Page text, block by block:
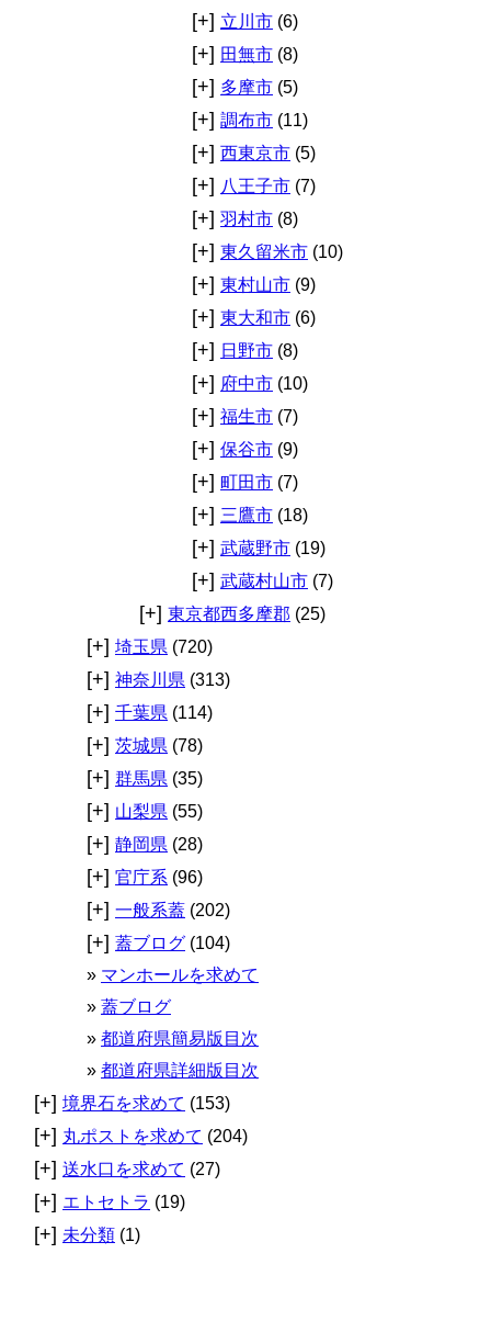
[+] 立川市 (6)
[+] 田無市 (8)
[+] 多摩市 (5)
[+] 調布市 (11)
[+] 西東京市 (5)
[+] 八王子市 (7)
[+] 羽村市 (8)
[+] 東久留米市 (10)
[+] 東村山市 (9)
[+] 東大和市 (6)
[+] 日野市 (8)
[+] 府中市 (10)
[+] 福生市 (7)
[+] 保谷市 (9)
[+] 町田市 (7)
[+] 三鷹市 (18)
[+] 武蔵野市 (19)
[+] 武蔵村山市 (7)
[+] 東京都西多摩郡 (25)
[+] 埼玉県 (720)
[+] 神奈川県 (313)
[+] 千葉県 (114)
[+] 茨城県 (78)
[+] 群馬県 (35)
[+] 山梨県 (55)
[+] 静岡県 (28)
[+] 官庁系 (96)
[+] 一般系蓋 (202)
[+] 蓋ブログ (104)
マンホールを求めて
蓋ブログ
都道府県簡易版目次
都道府県詳細版目次
[+] 境界石を求めて (153)
[+] 丸ポストを求めて (204)
[+] 送水口を求めて (27)
[+] エトセトラ (19)
[+] 未分類 (1)